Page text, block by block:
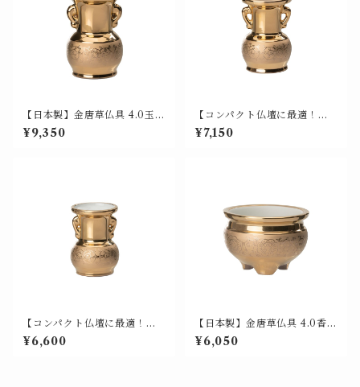
【日本製】金唐草仏具 4.0玉仏
花（花瓶 / 仏花瓶）美濃焼 山
源 700-003
¥9,350
【コンパクト仏壇に最適！】
金唐草仏具 3.5玉仏花（花瓶 /
仏花瓶）日本製 美濃焼 山源謹
¥7,150
【コンパクト仏壇に最適！】
金唐草仏具 3.0玉仏花（花瓶 /
仏花瓶）日本製 美濃焼 山源謹
¥6,600
【日本製】金唐草仏具 4.0香
炉 美濃焼 山源 700-008
¥6,050